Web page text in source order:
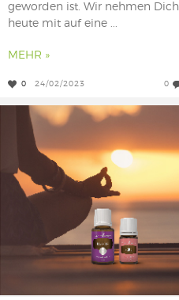
geworden ist. Wir nehmen Dich
heute mit auf eine ...
MEHR »
0 24/02/2023 0